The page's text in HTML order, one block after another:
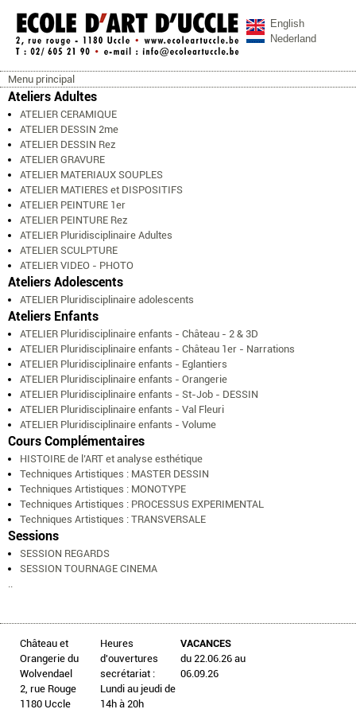
Aller au contenu principal
ecoleartuccle.be
English
Nederland
Menu principal
Menu principal
Ateliers Adultes
ATELIER CERAMIQUE
ATELIER DESSIN 2me
ATELIER DESSIN Rez
ATELIER GRAVURE
ATELIER MATERIAUX SOUPLES
ATELIER MATIERES et DISPOSITIFS
ATELIER PEINTURE 1er
ATELIER PEINTURE Rez
ATELIER Pluridisciplinaire Adultes
ATELIER SCULPTURE
ATELIER VIDEO - PHOTO
Ateliers Adolescents
ATELIER Pluridisciplinaire adolescents
Ateliers Enfants
ATELIER Pluridisciplinaire enfants - Château - 2 & 3D
ATELIER Pluridisciplinaire enfants - Château 1er - Narrations
ATELIER Pluridisciplinaire enfants - Eglantiers
ATELIER Pluridisciplinaire enfants - Orangerie
ATELIER Pluridisciplinaire enfants - St-Job - DESSIN
ATELIER Pluridisciplinaire enfants - Val Fleuri
ATELIER Pluridisciplinaire enfants - Volume
Cours Complémentaires
HISTOIRE de l’ART et analyse esthétique
Techniques Artistiques : MASTER DESSIN
Techniques Artistiques : MONOTYPE
Techniques Artistiques : PROCESSUS EXPERIMENTAL
Techniques Artistiques : TRANSVERSALE
Sessions
SESSION REGARDS
SESSION TOURNAGE CINEMA
..
Château et
Orangerie du
Wolvendael
2, rue Rouge
1180 Uccle
Heures
d'ouvertures
secrétariat :
Lundi au jeudi de
14h à 20h
VACANCES
du 22.06.26 au
06.09.26